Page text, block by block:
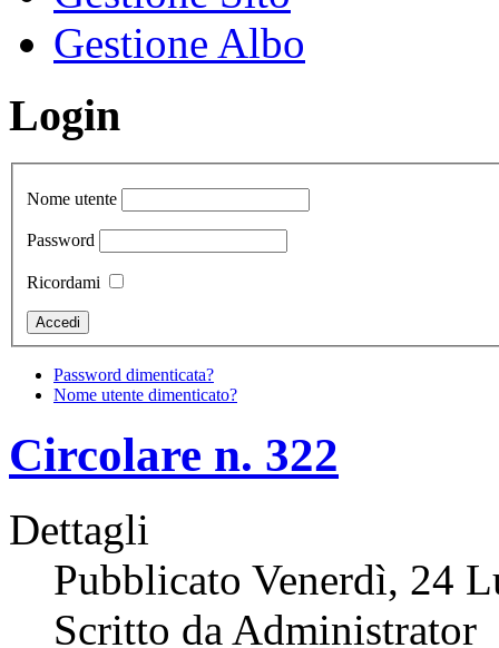
Gestione Albo
Login
Nome utente
Password
Ricordami
Password dimenticata?
Nome utente dimenticato?
Circolare n. 322
Dettagli
Pubblicato Venerdì, 24
Scritto da Administrator